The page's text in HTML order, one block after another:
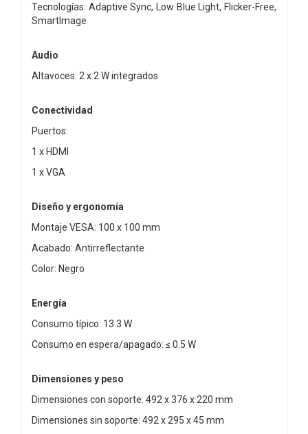
Tecnologías: Adaptive Sync, Low Blue Light, Flicker-Free,
SmartImage
Audio
Altavoces: 2 x 2 W integrados
Conectividad
Puertos:
1 x HDMI
1 x VGA
Diseño y ergonomía
Montaje VESA: 100 x 100 mm
Acabado: Antirreflectante
Color: Negro
Energía
Consumo típico: 13.3 W
Consumo en espera/apagado: ≤ 0.5 W
Dimensiones y peso
Dimensiones con soporte: 492 x 376 x 220 mm
Dimensiones sin soporte: 492 x 295 x 45 mm